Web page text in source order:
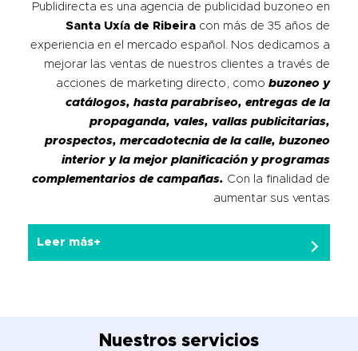
Publidirecta es una agencia de publicidad buzoneo en
Santa Uxía de Ribeira con más de 35 años de
experiencia en el mercado español. Nos dedicamos a
mejorar las ventas de nuestros clientes a través de
acciones de marketing directo, como buzoneo y
catálogos, hasta parabriseo, entregas de la
propaganda, vales, vallas publicitarias,
prospectos, mercadotecnia de la calle, buzoneo
interior y la mejor planificación y programas
complementarios de campañas. Con la finalidad de
aumentar sus ventas
Leer más+
Nuestros servicios